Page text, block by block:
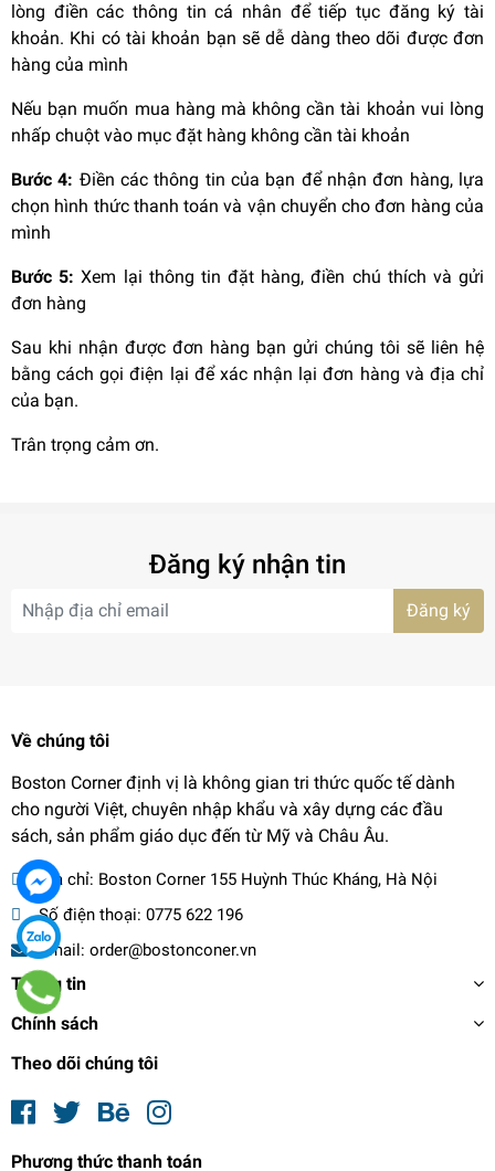
lòng điền các thông tin cá nhân để tiếp tục đăng ký tài
khoản. Khi có tài khoản bạn sẽ dễ dàng theo dõi được đơn
hàng của mình
Nếu bạn muốn mua hàng mà không cần tài khoản vui lòng
nhấp chuột vào mục đặt hàng không cần tài khoản
Bước 4: Điền các thông tin của bạn để nhận đơn hàng, lựa
chọn hình thức thanh toán và vận chuyển cho đơn hàng của
mình
Bước 5: Xem lại thông tin đặt hàng, điền chú thích và gửi
đơn hàng
Sau khi nhận được đơn hàng bạn gửi chúng tôi sẽ liên hệ
bằng cách gọi điện lại để xác nhận lại đơn hàng và địa chỉ
của bạn.
Trân trọng cảm ơn.
Đăng ký nhận tin
Đăng ký
Về chúng tôi
Boston Corner định vị là không gian tri thức quốc tế dành
cho người Việt, chuyên nhập khẩu và xây dựng các đầu
sách, sản phẩm giáo dục đến từ Mỹ và Châu Âu.
Địa chỉ: Boston Corner 155 Huỳnh Thúc Kháng, Hà Nội
Số điện thoại: 0775 622 196
Email: order@bostonconer.vn
Thông tin
Chính sách
Theo dõi chúng tôi
Phương thức thanh toán